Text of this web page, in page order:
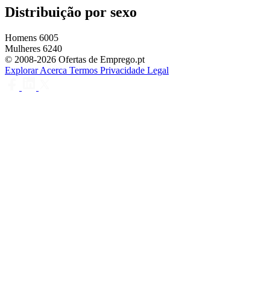
Distribuição por sexo
Homens 6005
Mulheres 6240
© 2008-2026 Ofertas de Emprego.pt
ExplorarAcerca Termos Privacidade Legal